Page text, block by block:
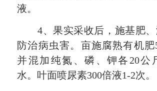
液。
4、果实采收后，施基肥、
防治病虫害。亩施腐熟有机肥
并混加纯氮、磷、钾各20公
水。叶面喷尿素300倍液1-2次。